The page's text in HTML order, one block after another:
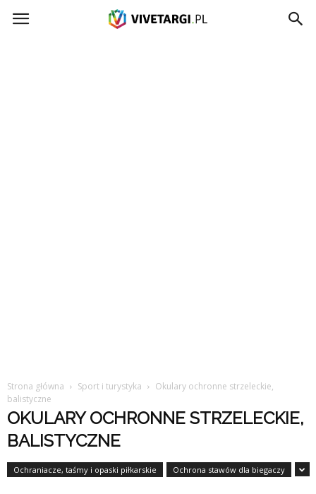
Vivetargi.pl
Strona główna Sport i turystyka
Okulary ochronne strzeleckie,
balistyczne
OKULARY OCHRONNE STRZELECKIE,
BALISTYCZNE
Ochraniacze, taśmy i opaski piłkarskie Ochrona stawów dla biegaczy